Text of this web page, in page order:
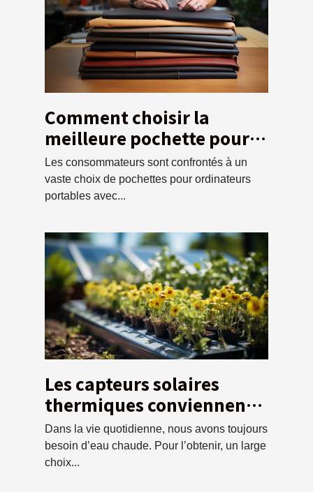
Comment choisir la
meilleure pochette pour
votre ordinateur ?
Les consommateurs sont confrontés à un
vaste choix de pochettes pour ordinateurs
portables avec...
Les capteurs solaires
thermiques conviennent à
vos besoins ?
Dans la vie quotidienne, nous avons toujours
besoin d’eau chaude. Pour l’obtenir, un large
choix...